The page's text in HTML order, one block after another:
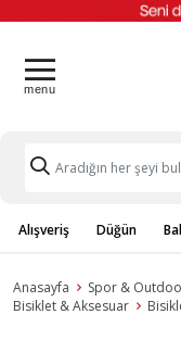
Alışveriş Düğün
Anasayfa Spor &
Bisiklet & Aksesuar